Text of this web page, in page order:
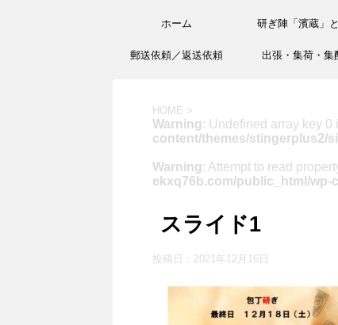
ホーム 研ぎ陣「濱蔵」
郵送依頼／返送依頼 出張・集荷・集
HOME >
Warning: Undefined array key 0
content/themes/stingerplus2/
Warning: Attempt to read
ekxq76b.com/public_html/
スライド1
投稿日： 2021年12月16日